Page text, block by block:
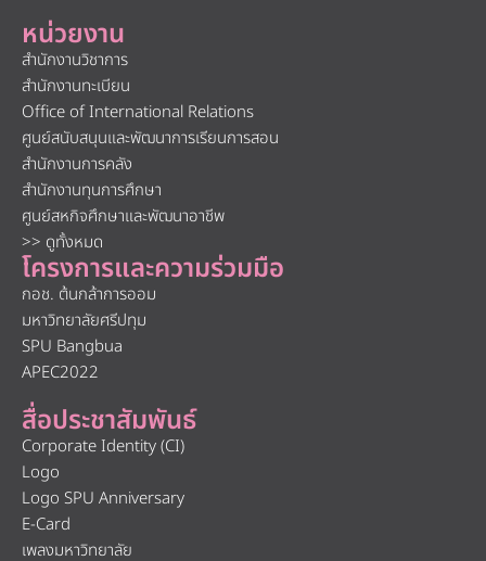
หน่วยงาน
สำนักงานวิชาการ
สำนักงานทะเบียน
Office of International Relations
ศูนย์สนับสนุนและพัฒนาการเรียนการสอน
สำนักงานการคลัง
สำนักงานทุนการศึกษา
ศูนย์สหกิจศึกษาและพัฒนาอาชีพ
>> ดูทั้งหมด
โครงการและความร่วมมือ
กอช. ต้นกล้าการออม
มหาวิทยาลัยศรีปทุม
SPU Bangbua
APEC2022
สื่อประชาสัมพันธ์
Corporate Identity (CI)
Logo
Logo SPU Anniversary
E-Card
เพลงมหาวิทยาลัย